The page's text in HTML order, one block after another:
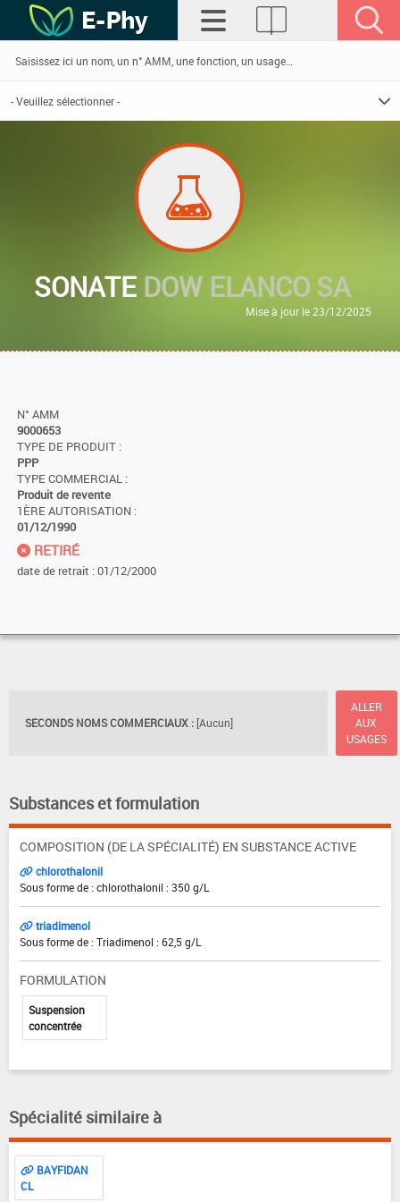
SONATE DOW ELANCO SA
Mise à jour le 23/12/2025
N° AMM
9000653
TYPE DE PRODUIT :
PPP
TYPE COMMERCIAL :
Produit de revente
1ÈRE AUTORISATION :
01/12/1990
RETIRÉ
date de retrait : 01/12/2000
SECONDS NOMS COMMERCIAUX : [Aucun]
ALLER
AUX
USAGES
Substances et formulation
COMPOSITION (DE LA SPÉCIALITÉ) EN SUBSTANCE ACTIVE
chlorothalonil
Sous forme de : chlorothalonil : 350 g/L
triadimenol
Sous forme de : Triadimenol : 62,5 g/L
FORMULATION
Suspension
concentrée
Spécialité similaire à
BAYFIDAN
CL